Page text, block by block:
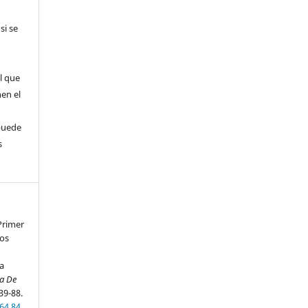
se
que
el
De
88.